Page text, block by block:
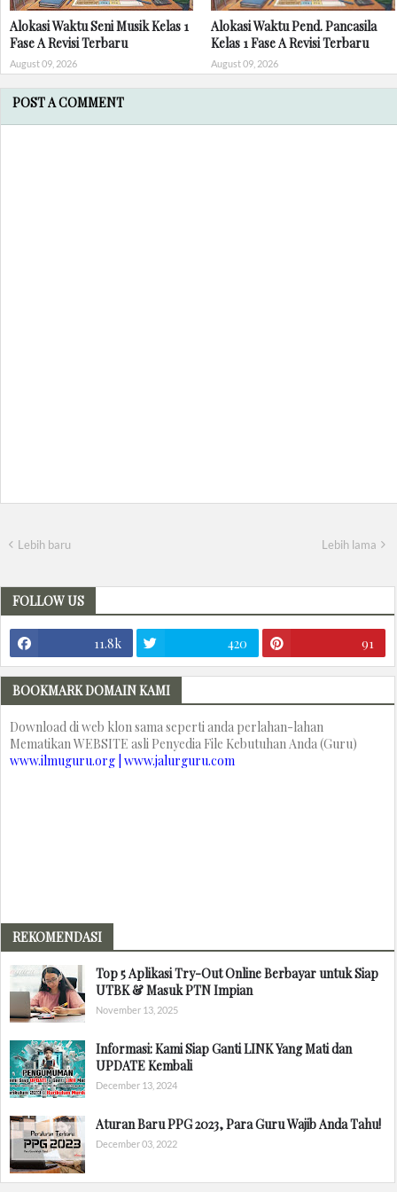
Alokasi Waktu Seni Musik Kelas 1
Fase A Revisi Terbaru
August 09, 2026
Alokasi Waktu Pend. Pancasila
Kelas 1 Fase A Revisi Terbaru
August 09, 2026
POST A COMMENT
Lebih baru Lebih lama
FOLLOW US
11.8k 420 91
BOOKMARK DOMAIN KAMI
Download di web klon sama seperti anda perlahan-lahan
Mematikan WEBSITE asli Penyedia File Kebutuhan Anda (Guru)
www.ilmuguru.org | www.jalurguru.com
REKOMENDASI
Top 5 Aplikasi Try-Out Online Berbayar untuk Siap
UTBK & Masuk PTN Impian
November 13, 2025
Informasi: Kami Siap Ganti LINK Yang Mati dan
UPDATE Kembali
December 13, 2024
Aturan Baru PPG 2023, Para Guru Wajib Anda Tahu!
December 03, 2022